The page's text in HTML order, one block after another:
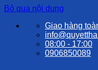
Bỏ qua nội dung
Giao hàng
08:00 - 17:00
0906850089